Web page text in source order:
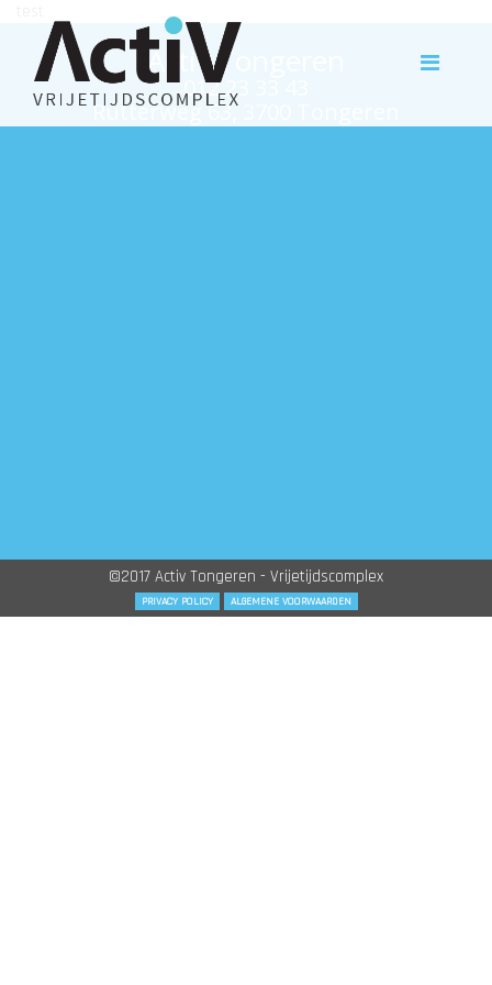
Activ Tongeren
012 23 33 43
Rutterweg 63, 3700 Tongeren
©2017 Activ Tongeren - Vrijetijdscomplex
PRIVACY POLICY ALGEMENE VOORWAARDEN